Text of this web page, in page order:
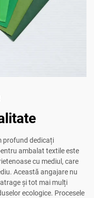
profund dedicați
ambalat textile este
cu mediul, care
Această angajare nu
și tot mai mulți
ecologice. Procesele